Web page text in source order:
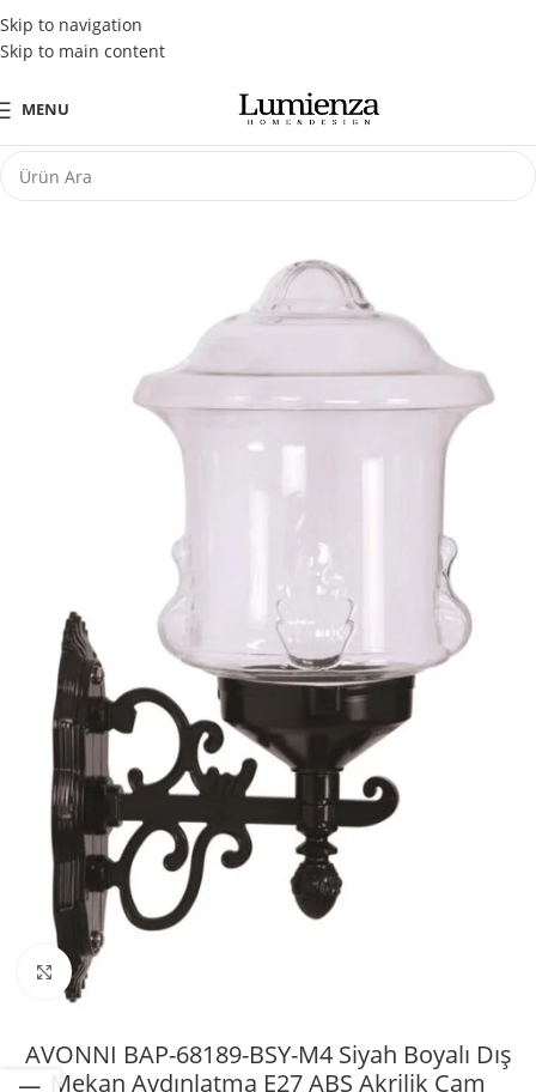
Skip to navigation
Skip to main content
Tüm Kredi Kartlarına Peşin Fiyatına 3 Taksit Fırsatı
MENU
Büyütmek için tıklayın
AVONNI BAP-68189-BSY-M4 Siyah Boyalı Dış
Mekan Aydınlatma E27 ABS Akrilik Cam